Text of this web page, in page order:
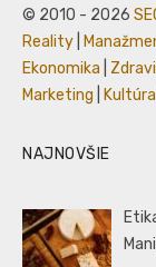
© 2010 - 2026
Reality
Ekonomika
Marketing
Kultúra
NAJNOVŠIE